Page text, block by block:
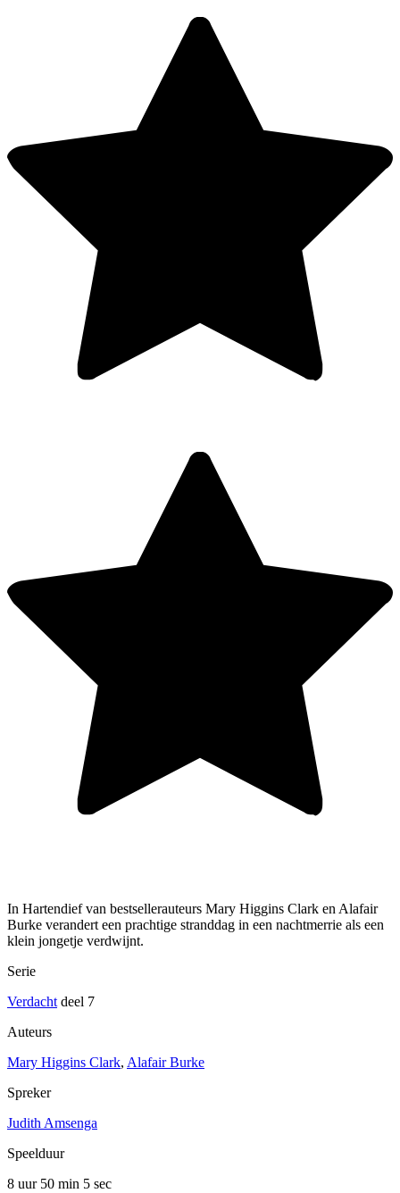
In Hartendief van bestsellerauteurs Mary Higgins Clark en Alafair
Burke verandert een prachtige stranddag in een nachtmerrie als een
klein jongetje verdwijnt.
Serie
Verdacht deel 7
Auteurs
Mary Higgins Clark, Alafair Burke
Spreker
Judith Amsenga
Speelduur
8 uur 50 min 5 sec